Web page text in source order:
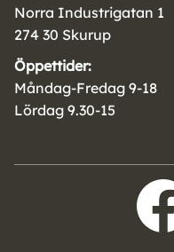
Norra Industrigatan 1
274 30 Skurup
Öppettider:
Måndag-Fredag 9-18
Lördag 9.30-15